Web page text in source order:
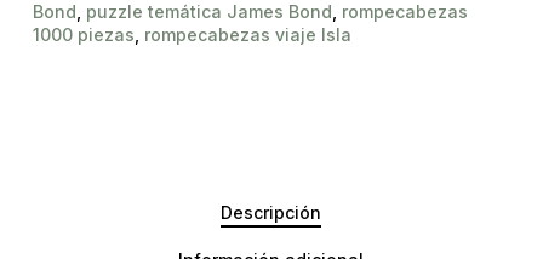
Bond puzzle temática James Bond rompecabezas
1000 piezas rompecabezas viaje Isla
Descripción